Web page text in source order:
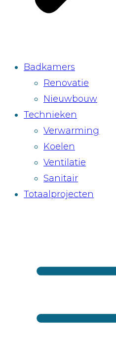
Badkamers
Renovatie
Nieuwbouw
Technieken
Verwarming
Koelen
Ventilatie
Sanitair
Totaalprojecten